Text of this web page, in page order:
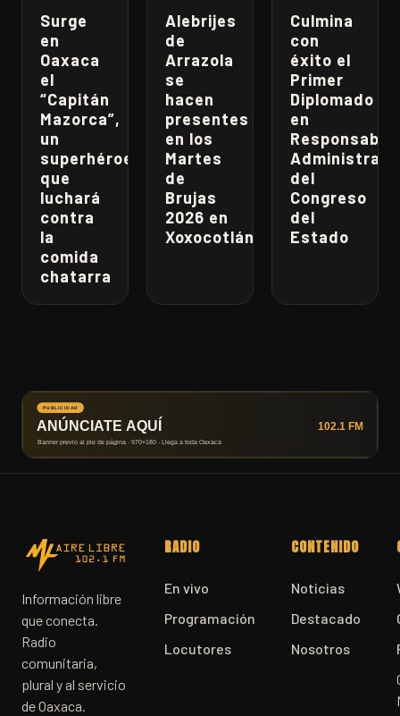
Surge
en
Oaxaca
el
“Capitán
Mazorca”,
un
superhéroe
que
luchará
contra
la
comida
chatarra
Alebrijes
de
Arrazola
se
hacen
presentes
en los
Martes
de
Brujas
2026 en
Xoxocotlán
Culmina
con
éxito el
Primer
Diplomado
en
del
Congreso
del
Estado
Información libre
que conecta.
Radio
comunitaria,
plural y al servicio
de Oaxaca.
RADIO
En vivo
Programación
Locutores
CONTENIDO
Noticias
Destacado
Nosotros